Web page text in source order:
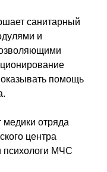
санитарный
и
помощь
отряда
центра
психологи МЧС